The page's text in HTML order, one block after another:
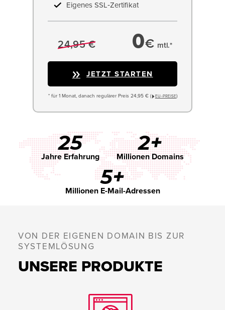
Eigenes SSL‑Zertifikat
24,95 € 0€ mtl.*
JETZT STARTEN
* für 1 Monat, danach regulärer Preis 24,95 € ( EU−PREISE)
25
Jahre Erfahrung
2+
Millionen Domains
5+
Millionen E-Mail-Adressen
VON DER EIGENEN DOMAIN BIS ZUR
SYSTEMLÖSUNG
UNSERE PRODUKTE